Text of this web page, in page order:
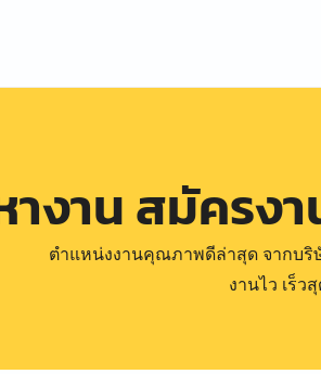
งาน สมัครง
ตำแหน่งงานคุณภาพดีล่าสุด จากบ
งานไว เร็